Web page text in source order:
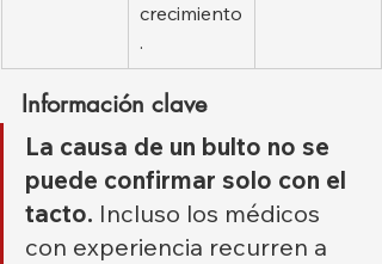
crecimiento
.
Información clave
La causa de un bulto no se
puede confirmar solo con el
tacto. Incluso los médicos
con experiencia recurren a